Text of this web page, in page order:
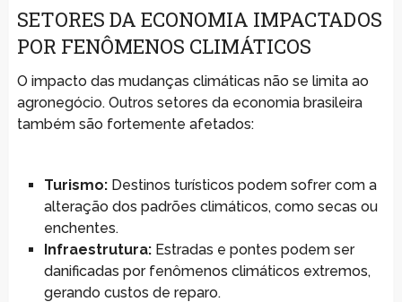
SETORES DA ECONOMIA IMPACTADOS
POR FENÔMENOS CLIMÁTICOS
O impacto das mudanças climáticas não se limita ao
agronegócio. Outros setores da economia brasileira
também são fortemente afetados:
Turismo:Destinos turísticos podem sofrer com a
alteração dos padrões climáticos, como secas ou
enchentes.
Infraestrutura:Estradas e pontes podem ser
danificadas por fenômenos climáticos extremos,
gerando custos de reparo.